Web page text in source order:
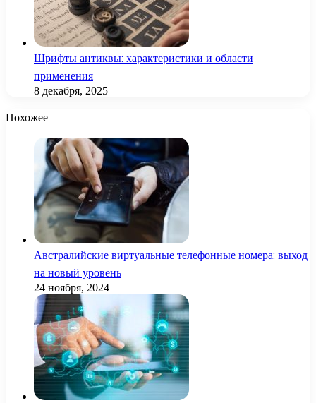
Шрифты антиквы: характеристики и области
применения
8 декабря, 2025
Похожее
Австралийские виртуальные телефонные номера: выход
на новый уровень
24 ноября, 2024